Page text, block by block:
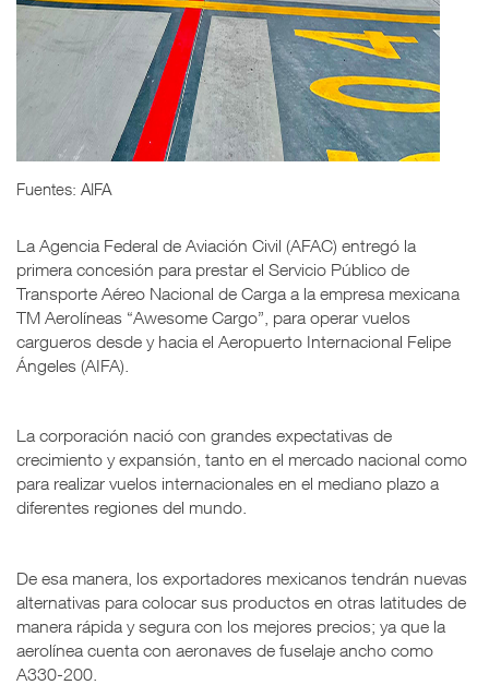
Fuentes: AIFA
La Agencia Federal de Aviación Civil (AFAC) entregó la
primera concesión para prestar el Servicio Público de
Transporte Aéreo Nacional de Carga a la empresa mexicana
TM Aerolíneas “Awesome Cargo”, para operar vuelos
cargueros desde y hacia el Aeropuerto Internacional Felipe
Ángeles (AIFA).
La corporación nació con grandes expectativas de
crecimiento y expansión, tanto en el mercado nacional como
para realizar vuelos internacionales en el mediano plazo a
diferentes regiones del mundo.
De esa manera, los exportadores mexicanos tendrán nuevas
alternativas para colocar sus productos en otras latitudes de
manera rápida y segura con los mejores precios; ya que la
aerolínea cuenta con aeronaves de fuselaje ancho como
A330-200.